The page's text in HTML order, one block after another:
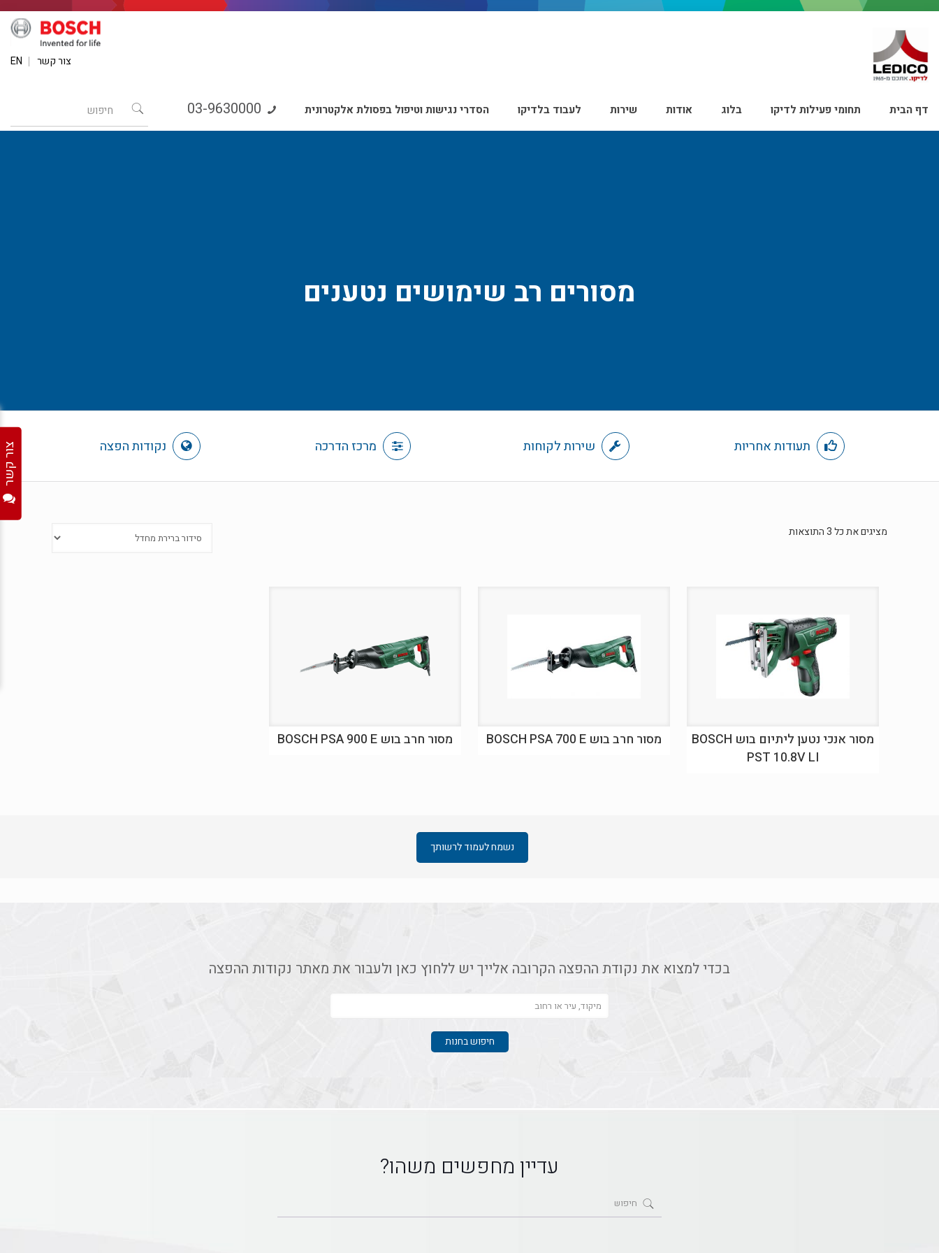
דף הבית תחומי פעילות לדיקו בלוג אודות שירות לעבוד בלדיקו הסדרי נגישות וטיפול בפסולת אלקטרונית
צור קשר EN
מסורים רב שימושים נטענים
תעודות אחריות שירות לקוחות מרכז הדרכה נקודות הפצה
מציגים את כל ⁦3⁩ התוצאות
מסור אנכי נטען ליתיום בוש BOSCH
PST 10.8V LI
מסור חרב בוש BOSCH PSA 700 E מסור חרב בוש BOSCH PSA 900 E
נשמח לעמוד לרשותך
בכדי למצוא את נקודת ההפצה הקרובה אלייך יש ללחוץ כאן ולעבור את מאתר נקודות ההפצה
עדיין מחפשים משהו?
צור קשר